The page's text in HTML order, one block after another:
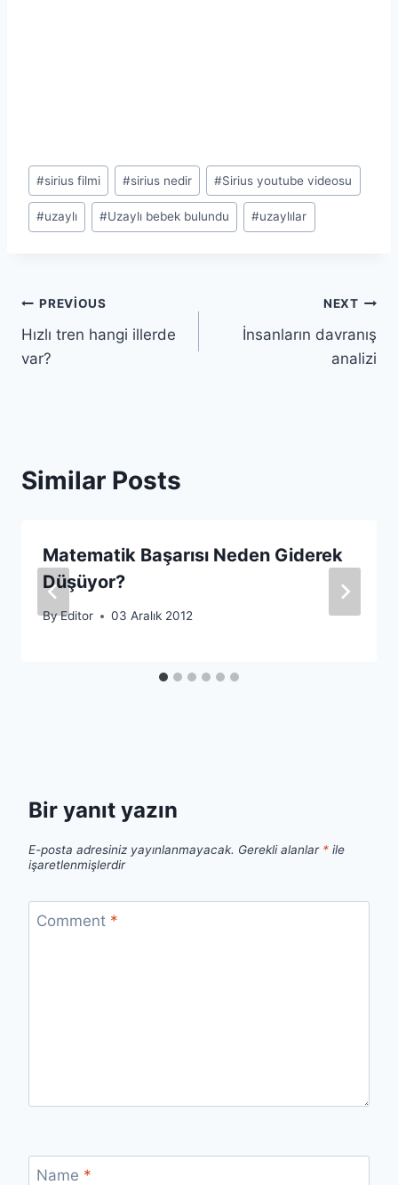
Post
Tags:
#sirius filmi #sirius nedir #Sirius youtube videosu
#uzaylı #Uzaylı bebek bulundu #uzaylılar
Yazı
gezinmesi
PREVIOUS
Hızlı tren hangi illerde
var?
NEXT
İnsanların davranış
analizi
Similar Posts
Matematik Başarısı Neden Giderek
Düşüyor?
ByEditor 03 Aralık 2012
Bir yanıt yazın
E-posta adresiniz yayınlanmayacak. Gerekli alanlar * ile
işaretlenmişlerdir
Comment *
Name *